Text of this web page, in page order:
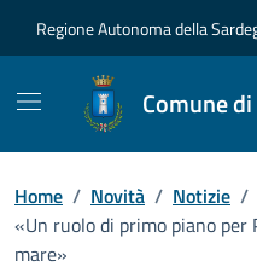
Regione Autonoma della
Comune
Home / Novità / Notizie /
«Un ruolo di primo piano per
mare»